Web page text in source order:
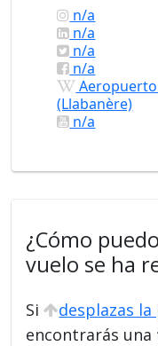
n/a
n/a
n/a
n/a
(Llabanère)
n/a
¿Cómo
vuelo se ha
Si
desplazas
encontrarás una